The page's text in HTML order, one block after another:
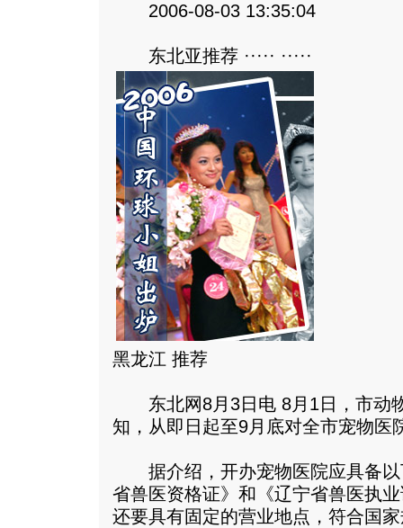
2006-08-03 13:35:04
东北亚推荐 ····· ·····
黑龙江 推荐
东北网8月3日电 8月1日，市动
知，从即日起至9月底对全市宠物医
据介绍，开办宠物医院应具备以
省兽医资格证》和《辽宁省兽医执
还要具有固定的营业地点，符合国